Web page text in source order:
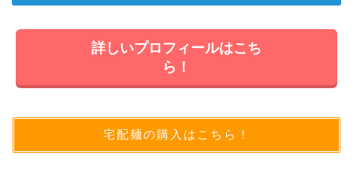
詳しいプロフィールはこち
ら！
宅配麺の購入はこちら！